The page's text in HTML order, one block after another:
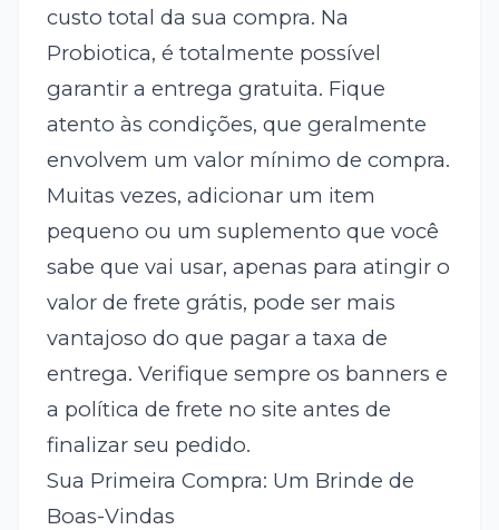
custo total da sua compra. Na
Probiotica, é totalmente possível
garantir a entrega gratuita. Fique
atento às condições, que geralmente
envolvem um valor mínimo de compra.
Muitas vezes, adicionar um item
pequeno ou um suplemento que você
sabe que vai usar, apenas para atingir o
valor de frete grátis, pode ser mais
vantajoso do que pagar a taxa de
entrega. Verifique sempre os banners e
a política de frete no site antes de
finalizar seu pedido.
Sua Primeira Compra: Um Brinde de
Boas-Vindas